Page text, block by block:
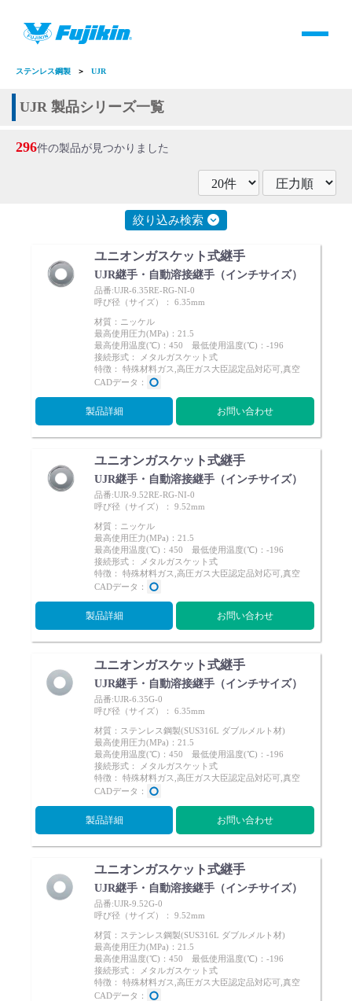
バルブ・継手・システムを探す
製品カタログダウンロード
サポート
よくあるご質問(FAQ)・用語集
Cv値・流量計算ツール
製品動画一覧
バルブと継手のきほん
説明会・講習会
会社情報
Corporate Blog
採用情報
Language：日本語／English
お問い合わせ
ステンレス鋼製
＞ UJR
UJR 製品シリーズ一覧
296件の製品が見つかりました
絞り込み検索
ユニオンガスケット式継手
UJR継手・自動溶接継手（インチサイズ）
品番:UJR-6.35RE-RG-NI-0
呼び径（サイズ）： 6.35mm
材質：ニッケル
最高使用圧力(MPa)：21.5
最高使用温度(℃)：450 最低使用温度(℃)：-196
接続形式： メタルガスケット式
特徴： 特殊材料ガス,高圧ガス大臣認定品対応可,真空
CADデータ：
製品詳細 お問い合わせ
ユニオンガスケット式継手
UJR継手・自動溶接継手（インチサイズ）
品番:UJR-9.52RE-RG-NI-0
呼び径（サイズ）： 9.52mm
材質：ニッケル
最高使用圧力(MPa)：21.5
最高使用温度(℃)：450 最低使用温度(℃)：-196
接続形式： メタルガスケット式
特徴： 特殊材料ガス,高圧ガス大臣認定品対応可,真空
CADデータ：
製品詳細 お問い合わせ
ユニオンガスケット式継手
UJR継手・自動溶接継手（インチサイズ）
品番:UJR-6.35G-0
呼び径（サイズ）： 6.35mm
材質：ステンレス鋼製(SUS316L ダブルメルト材)
最高使用圧力(MPa)：21.5
最高使用温度(℃)：450 最低使用温度(℃)：-196
接続形式： メタルガスケット式
特徴： 特殊材料ガス,高圧ガス大臣認定品対応可,真空
CADデータ：
製品詳細 お問い合わせ
ユニオンガスケット式継手
UJR継手・自動溶接継手（インチサイズ）
品番:UJR-9.52G-0
呼び径（サイズ）： 9.52mm
材質：ステンレス鋼製(SUS316L ダブルメルト材)
最高使用圧力(MPa)：21.5
最高使用温度(℃)：450 最低使用温度(℃)：-196
接続形式： メタルガスケット式
特徴： 特殊材料ガス,高圧ガス大臣認定品対応可,真空
CADデータ：